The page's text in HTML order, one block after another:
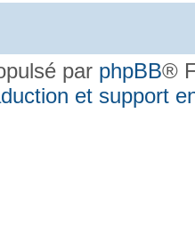
par phpBB®
et support